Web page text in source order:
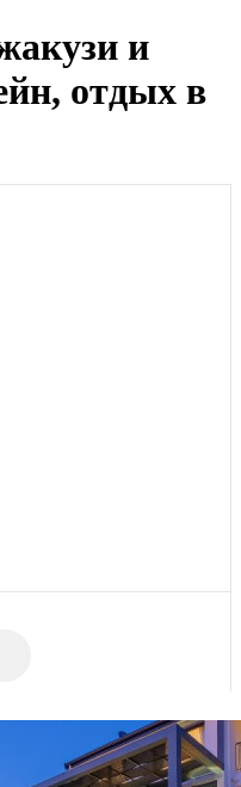
и
отдых в